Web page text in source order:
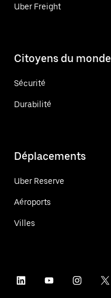
Uber Freight
Citoyens du monde
Sécurité
Durabilité
Déplacements
Uber Reserve
Aéroports
Villes